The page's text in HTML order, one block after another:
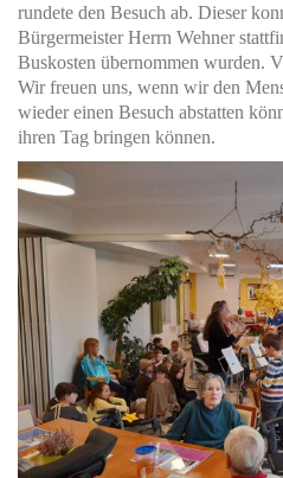
rundete den Besuch ab. Dieser
Bürgermeister Herrn Wehner
Buskosten übernommen wurden.
Wir freuen uns, wenn wir den
wieder einen Besuch abstatten
ihren Tag bringen können.